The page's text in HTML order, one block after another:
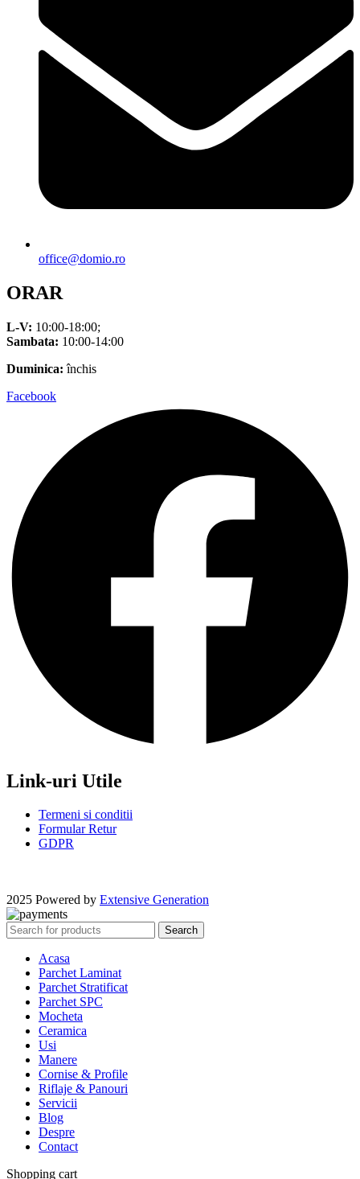
office@domio.ro
ORAR
L-V: 10:00-18:00;
Sambata: 10:00-14:00
Duminica: închis
Facebook
Link-uri Utile
Termeni si conditii
Formular Retur
GDPR
2025 Powered by Extensive Generation
Search
Acasa
Parchet Laminat
Parchet Stratificat
Parchet SPC
Mocheta
Ceramica
Usi
Manere
Cornise & Profile
Riflaje & Panouri
Servicii
Blog
Despre
Contact
Shopping cart